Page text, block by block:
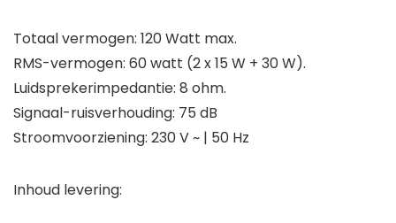
Totaal vermogen: 120 Watt max.
RMS-vermogen: 60 watt (2 x 15 W + 30 W).
Luidsprekerimpedantie: 8 ohm.
Signaal-ruisverhouding: 75 dB
Stroomvoorziening: 230 V ~ | 50 Hz
Inhoud levering: